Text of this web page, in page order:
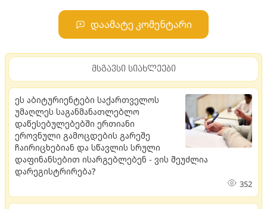
დაამატე კომენტარი
მსგავსი სიახლეები
ეს აბიტურიენტები საქართველოს
უმაღლეს საგანმანათლებლო
დაწესებულებებში ერთიანი
ეროვნული გამოცდების გარეშე
ჩაირიცხებიან და სწავლის სრული
დაფინანსებით ისარგებლებენ - ვის შეუძლია
დარეგისტრირება?
352